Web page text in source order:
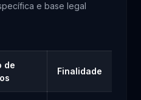
e base legal
de
Finalidade